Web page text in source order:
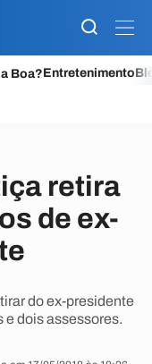
Boa?Entretenimento
retira
de ex-
do ex-presidente
dois assessores.